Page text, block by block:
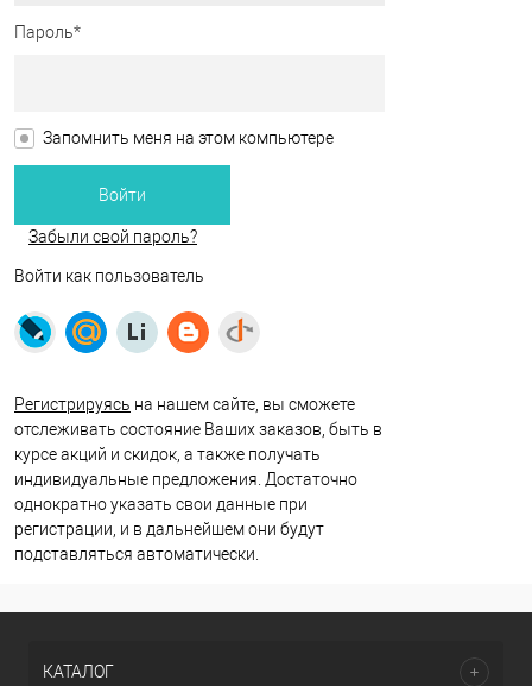
Пароль*
Запомнить меня на этом компьютере
Забыли свой пароль?
Войти как пользователь
Регистрируясь на нашем сайте, вы сможете
отслеживать состояние Ваших заказов, быть в
курсе акций и скидок, а также получать
индивидуальные предложения. Достаточно
однократно указать свои данные при
регистрации, и в дальнейшем они будут
подставляться автоматически.
КАТАЛОГ